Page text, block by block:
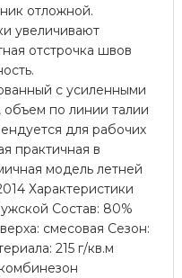
отложной.
увеличивают
отстрочка швов
с усиленными
объем по линии талии
для рабочих
практичная в
модель летней
Характеристики
Состав: 80%
смесовая Сезон:
215 г/кв.м